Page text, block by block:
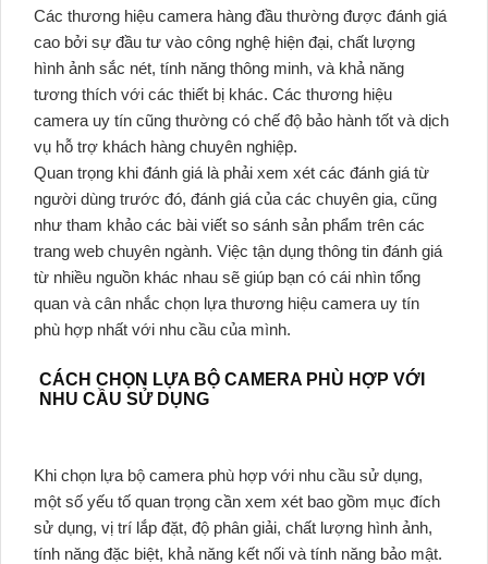
Các thương hiệu camera hàng đầu thường được đánh giá
cao bởi sự đầu tư vào công nghệ hiện đại, chất lượng
hình ảnh sắc nét, tính năng thông minh, và khả năng
tương thích với các thiết bị khác. Các thương hiệu
camera uy tín cũng thường có chế độ bảo hành tốt và dịch
vụ hỗ trợ khách hàng chuyên nghiệp.
Quan trọng khi đánh giá là phải xem xét các đánh giá từ
người dùng trước đó, đánh giá của các chuyên gia, cũng
như tham khảo các bài viết so sánh sản phẩm trên các
trang web chuyên ngành. Việc tận dụng thông tin đánh giá
từ nhiều nguồn khác nhau sẽ giúp bạn có cái nhìn tổng
quan và cân nhắc chọn lựa thương hiệu camera uy tín
phù hợp nhất với nhu cầu của mình.
CÁCH CHỌN LỰA BỘ CAMERA PHÙ HỢP VỚI
NHU CẦU SỬ DỤNG
Khi chọn lựa bộ camera phù hợp với nhu cầu sử dụng,
một số yếu tố quan trọng cần xem xét bao gồm mục đích
sử dụng, vị trí lắp đặt, độ phân giải, chất lượng hình ảnh,
tính năng đặc biệt, khả năng kết nối và tính năng bảo mật.